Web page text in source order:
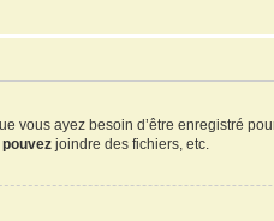
vous ayez besoin d’être enregistré
pouvez joindre des fichiers, etc.